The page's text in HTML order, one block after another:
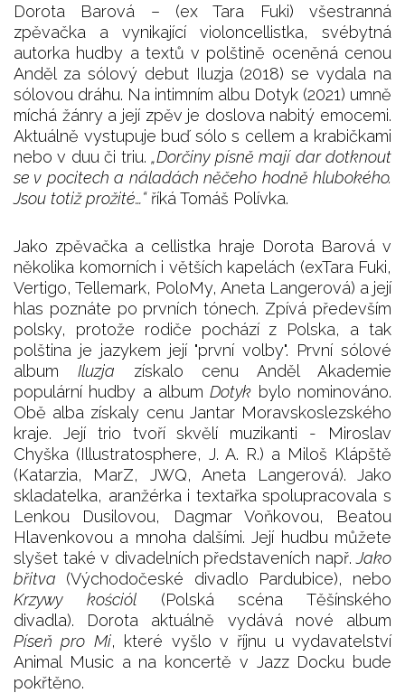
Dorota Barová – (ex Tara Fuki) všestranná
zpěvačka a vynikající violoncellistka, svébytná
autorka hudby a textů v polštině oceněná cenou
Anděl za sólový debut Iluzja (2018) se vydala na
sólovou dráhu. Na intimním albu Dotyk (2021) umně
míchá žánry a její zpěv je doslova nabitý emocemi.
Aktuálně vystupuje buď sólo s cellem a krabičkami
nebo v duu či triu.„Dorčiny písně mají dar dotknout
se v pocitech a náladách něčeho hodně hlubokého.
Jsou totiž prožité…“říká Tomáš Polívka.
Jako zpěvačka a cellistka hraje Dorota Barová v
několika komorních i větších kapelách (exTara Fuki,
Vertigo, Tellemark, PoloMy, Aneta Langerová) a její
hlas poznáte po prvních tónech. Zpívá především
polsky, protože rodiče pochází z Polska, a tak
polština je jazykem její "první volby". První sólové
album Iluzja získalo cenu Anděl Akademie
populární hudby a albumDotyk bylo nominováno.
Obě alba získaly cenu Jantar Moravskoslezského
kraje. Její trio tvoří skvělí muzikanti - Miroslav
Chyška (Illustratosphere, J. A. R.) a Miloš Klápště
(Katarzia, MarZ, JWQ, Aneta Langerová). Jako
skladatelka, aranžérka i textařka spolupracovala s
Lenkou Dusilovou, Dagmar Voňkovou, Beatou
Hlavenkovou a mnoha dalšími. Její hudbu můžete
slyšet také v divadelních představeních např.Jako
břitva (Východočeské divadlo Pardubice), nebo
Krzywy kościól(Polská scéna Těšínského
divadla). Dorota aktuálně vydává nové album
Píseň pro Mi, které vyšlo v říjnu u vydavatelství
Animal Music a na koncertě v Jazz Docku bude
pokřtěno.